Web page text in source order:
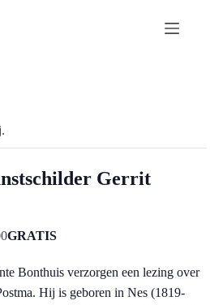
Gerrit
GRATIS
Bonthuis verzorgen een lezing over
Hij is geboren in Nes (1819-